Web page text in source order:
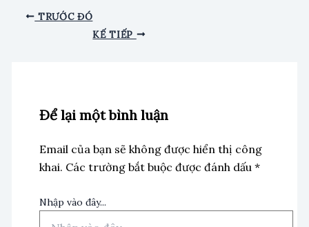
TRƯỚC ĐÓ
KẾ TIẾP
Để lại một bình luận
Email của bạn sẽ không được hiển thị công
khai. Các trường bắt buộc được đánh dấu *
Nhập vào đây...